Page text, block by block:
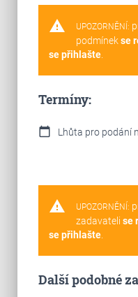
warning UPOZORNĚNÍ:
podmínekse
se přihlašte.
Termíny:
calendar_today Lhůta pro podání
warning UPOZORNĚNÍ:
zadavateli se
se přihlašte.
Další podobné